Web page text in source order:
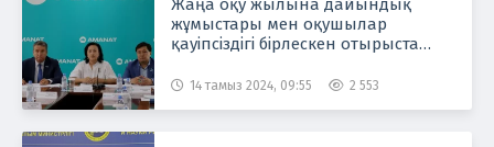
Жаңа оқу жылына дайындық
жұмыстары мен оқушылар
қауіпсіздігі бірлескен отырыста
14 тамыз 2024, 09:55 2 553